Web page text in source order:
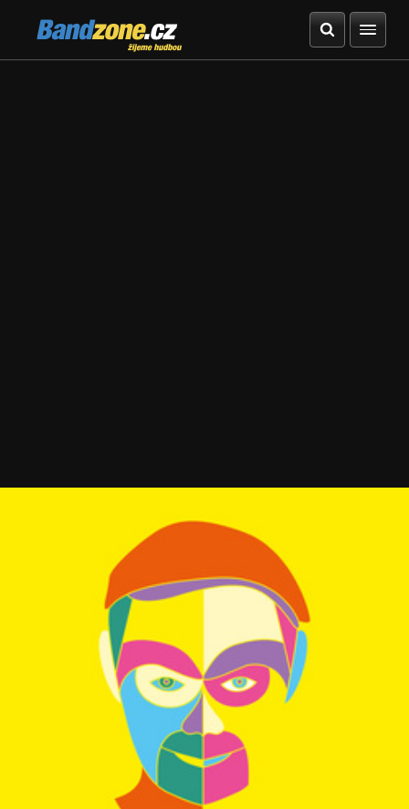
Bandzone.cz
žijeme hudbou